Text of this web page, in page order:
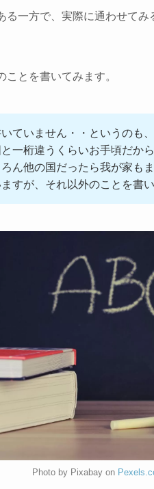
る一方で、実際に通わせて
とを書いてみます。
ていません・・というのも
一桁違うくらいお手頃だか
ん他の国だったら我が家も
すが、それ以外のことを書い
Photo by Pixabay on